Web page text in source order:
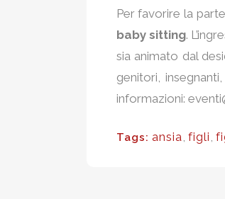
Per favorire la
baby sitting.
sia animato dal
genitori,
informazioni:
Tags: ansia figli